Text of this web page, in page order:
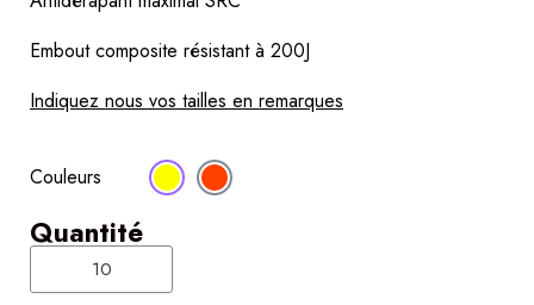
Embout composite résistant à 200J
Indiquez nous vos tailles en remarques
Couleurs
Quantité